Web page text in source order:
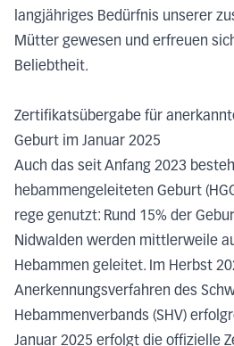
langjähriges Bedürfnis unserer
Mütter gewesen und erfreuen
Beliebtheit.
Zertifikatsübergabe für
Geburt im Januar 2025
Auch das seit Anfang 2023
hebammengeleiteten Geburt
rege genutzt: Rund 15% der
Nidwalden werden mittlerweile
Hebammen geleitet. Im Herbst
Anerkennungsverfahren des
Hebammenverbands (SHV)
Januar 2025 erfolgt die offizielle